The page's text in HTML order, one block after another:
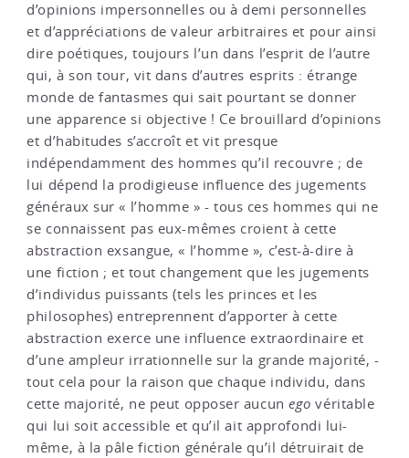
d’opinions impersonnelles ou à demi personnelles
et d’appréciations de valeur arbitraires et pour ainsi
dire poétiques, toujours l’un dans l’esprit de l’autre
qui, à son tour, vit dans d’autres esprits : étrange
monde de fantasmes qui sait pourtant se donner
une apparence si objective ! Ce brouillard d’opinions
et d’habitudes s’accroît et vit presque
indépendamment des hommes qu’il recouvre ; de
lui dépend la prodigieuse influence des jugements
généraux sur « l’homme » - tous ces hommes qui ne
se connaissent pas eux-mêmes croient à cette
abstraction exsangue, « l’homme », c’est-à-dire à
une fiction ; et tout changement que les jugements
d’individus puissants (tels les princes et les
philosophes) entreprennent d’apporter à cette
abstraction exerce une influence extraordinaire et
d’une ampleur irrationnelle sur la grande majorité, -
tout cela pour la raison que chaque individu, dans
cette majorité, ne peut opposer aucunego véritable
qui lui soit accessible et qu’il ait approfondi lui-
même, à la pâle fiction générale qu’il détruirait de